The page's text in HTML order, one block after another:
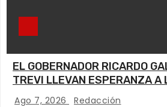
EL GOBERNADOR RICARDO
TREVI LLEVAN ESPERANZA A
Ago 7, 2026 Redacción